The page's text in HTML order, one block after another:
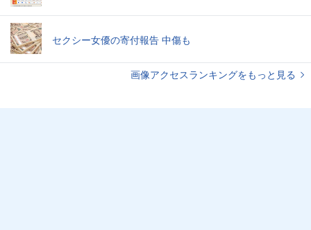
セクシー女優の寄付報告 中傷も
画像アクセスランキングをもっと見る